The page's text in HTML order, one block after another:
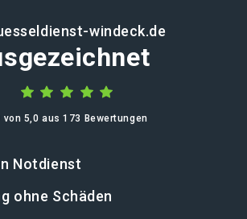
windeck.de
von 5,0 aus 173 Bewertungen
Notdienst
ohne Schäden